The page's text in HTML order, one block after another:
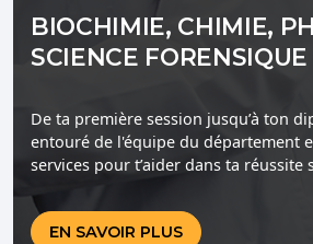
BIOCHIMIE, CHIMIE,
SCIENCE FORENSIQUE
De ta première session jusqu’à ton
entouré de l'équipe du département
services pour t’aider dans ta réussite
EN SAVOIR PLUS